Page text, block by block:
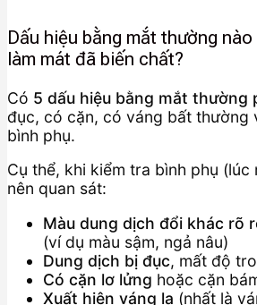
Dấu hiệu bằng mắt thường
làm mát đã biến chất?
Có 5 dấu hiệu bằng mắt thường
đục, có cặn, có váng bất thường
bình phụ.
Cụ thể, khi kiểm tra bình phụ (lúc
nên quan sát:
Màu dung dịch đổi khác rõ
(ví dụ màu sậm, ngả nâu)
Dung dịch bị đục, mất độ
Có cặn lơ lửng hoặc cặn
Xuất hiện váng lạ (nhất là